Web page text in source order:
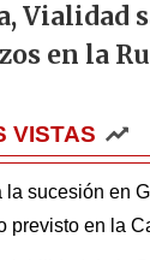
Vialidad
en la
VISTAS
la sucesión en
previsto en la